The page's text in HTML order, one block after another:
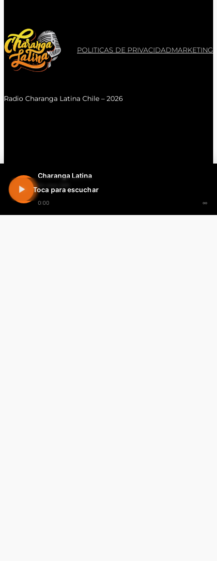
Charanga Latina
En vivo 24h
0:00 ∞
Toca para escuchar
POLITICAS DE PRIVACIDADMARKETING
Radio Charanga Latina Chile – 2026